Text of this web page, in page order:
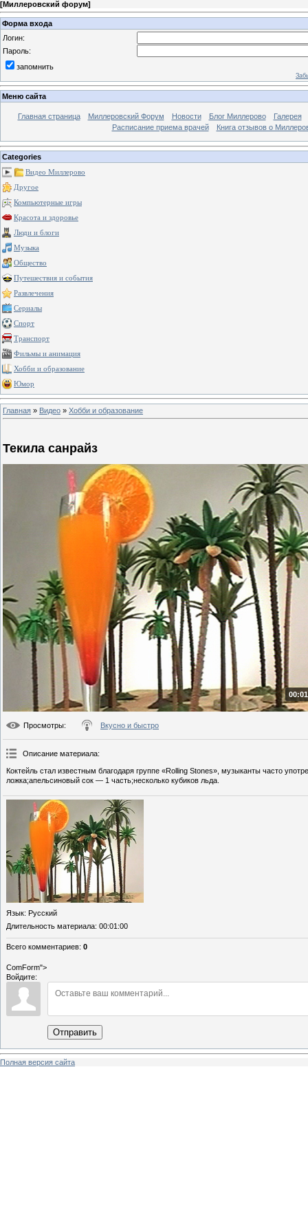
[Миллеровский форум]
Форма входа
Логин:
Пароль:
запомнить
Меню сайта
Главная страница Миллеровский Форум Новости Блог Миллерово
Галерея
Расписание приема врачей
Книга отзывов о
Categories
Видео Миллерово
Другое
Компьютерные игры
Красота и здоровье
Люди и блоги
Музыка
Общество
Путешествия и события
Развлечения
Сериалы
Спорт
Транспорт
Фильмы и анимация
Хобби и образование
Юмор
Главная » Видео » Хобби и образование
Текила санрайз
Просмотры: Вкусно и быстро
Описание материала:
Коктейль стал известным благодаря группе «Rolling Stones», музыканты часто
ложка;апельсиновый сок — 1 часть;несколько кубиков льда.
Язык: Русский
Длительность материала: 00:01:00
Всего комментариев: 0
ComForm">
Войдите:
Отправить
Полная версия сайта